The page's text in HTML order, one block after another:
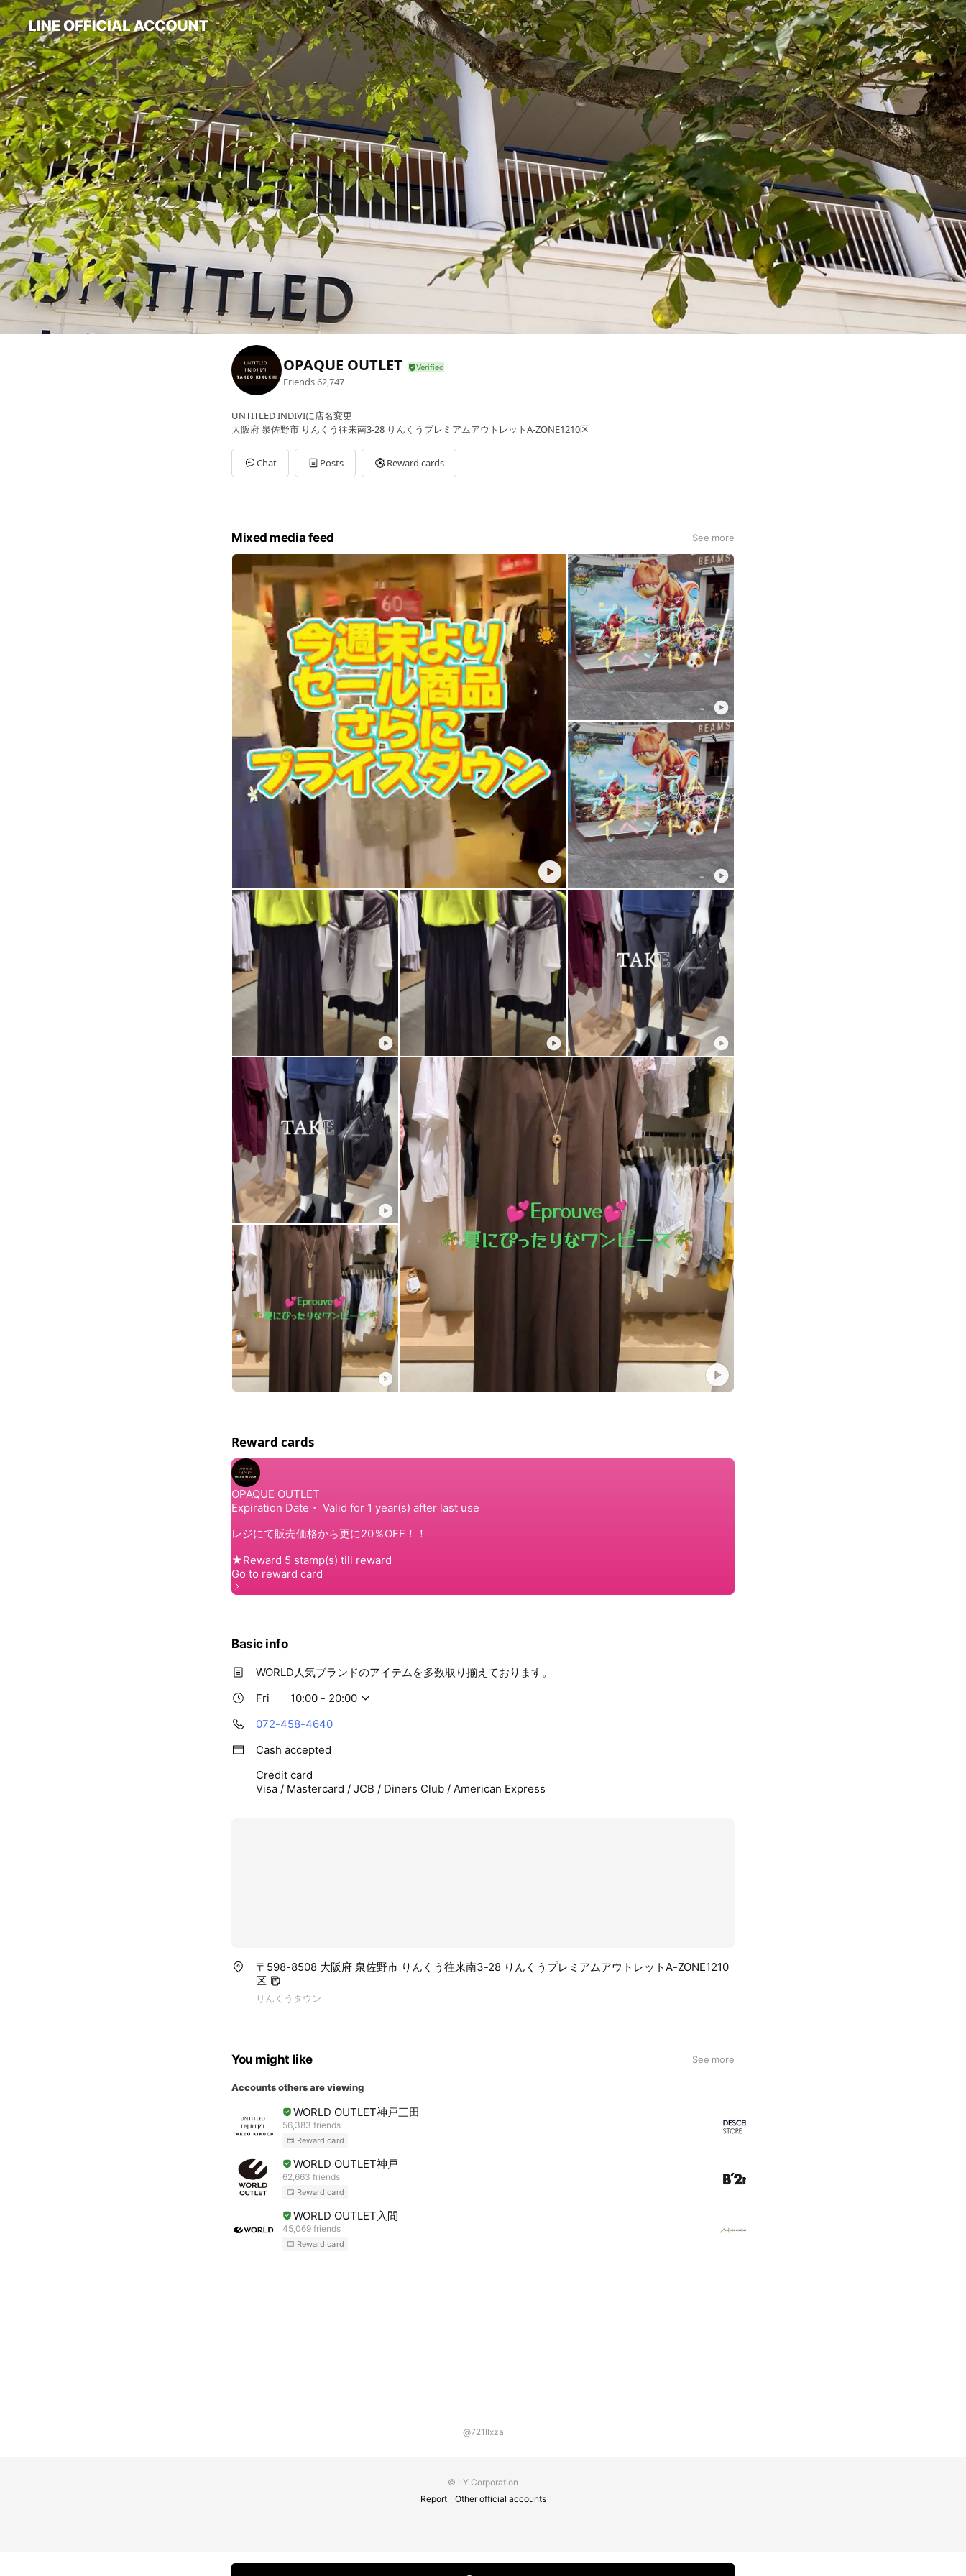
OPAQUE OUTLET
Friends62,747
UNTITLED INDIVIに店名変更
大阪府 泉佐野市 りんくう往来南3-28 りんくうプレミアムアウトレットA-ZONE1210区
Chat Posts Reward cards
Mixed media feed See more
Reward cards
Basic info
WORLD人気ブランドのアイテムを多数取り揃えております。
Fri
10:00 - 20:00
072-458-4640
Cash accepted
Credit card
Visa / Mastercard / JCB / Diners Club / American Express
〒598-8508 大阪府 泉佐野市 りんくう往来南3-28 りんくうプレミアムアウトレットA-ZONE1210
区
りんくうタウン
You might like See more
Accounts others are viewing
WORLD OUTLET神戸三田
56,383 friends
Reward card
WORLD OUTLET神戸
62,663 friends
Reward card
WORLD OUTLET入間
45,069 friends
Reward card
@721llxza
© LY Corporation
Report
Other official accounts